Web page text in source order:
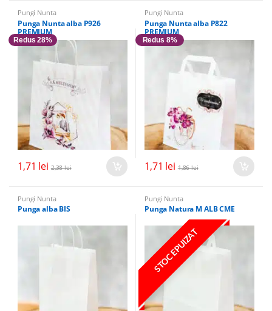
Pungi Nunta
Punga Nunta alba P926
PREMIUM
Redus 28%
1,71 lei 2,38lei
Pungi Nunta
Punga Nunta alba P822
PREMIUM
Redus 8%
1,71 lei 1,86lei
Pungi Nunta
Punga alba BIS
Pungi Nunta
Punga Natura M ALB CME
STOC EPUIZAT